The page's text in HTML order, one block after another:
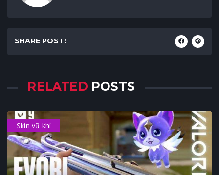
SHARE POST:
RELATED POSTS
Skin vũ khí